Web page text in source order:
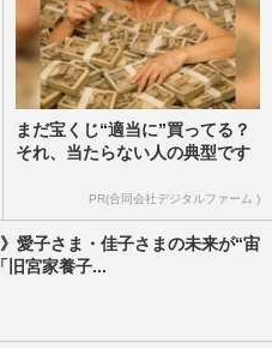
まだ宝くじ“適当に”買ってる？
それ、当たらない人の典型です
PR(合同会社デジタルファーム )
愛子さま・佳子さまの未来が“宙
旧宮家養子...